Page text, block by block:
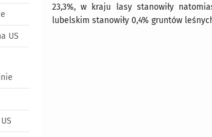
23,3%, w kraju lasy stanowiły
lubelskim stanowiły 0,4% gruntów
US